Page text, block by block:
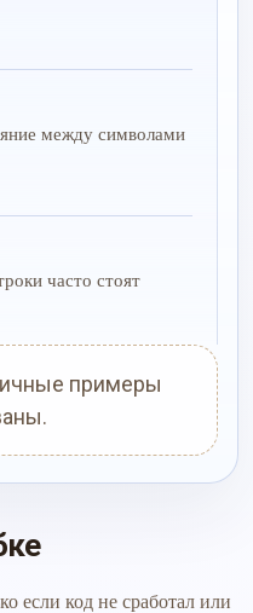
между символами
часто стоят
примеры
если код не сработал или